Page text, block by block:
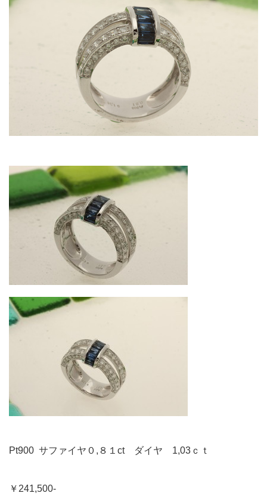
Pt900 サファイヤ０,８１ct ダイヤ 1,03ｃｔ
￥241,500-